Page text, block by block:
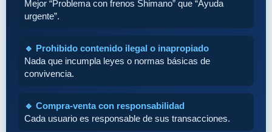
Mejor “Problema con frenos Shimano” que “Ayuda
urgente”.
🔹 Prohibido contenido ilegal o inapropiado
Nada que incumpla leyes o normas básicas de
convivencia.
🔹 Compra-venta con responsabilidad
Cada usuario es responsable de sus transacciones.